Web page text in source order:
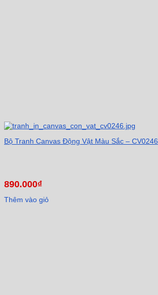
Bộ Tranh Canvas Động Vật Màu Sắc – CV0246
890.000₫
Thêm vào giỏ